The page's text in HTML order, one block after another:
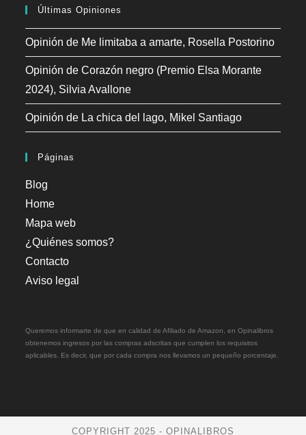
Últimas Opiniones
Opinión de Me limitaba a amarte, Rosella Postorino
Opinión de Corazón negro (Premio Elsa Morante
2024), Silvia Avallone
Opinión de La chica del lago, Mikel Santiago
Páginas
Blog
Home
Mapa web
¿Quiénes somos?
Contacto
Aviso legal
Queremos informarte de que en calidad de Afiliado de Amazon, en Opinalibros
obtenemos ingresos por las compras adscritas que cumplen los requisitos
aplicables. Es decir, que por cada compra nos llevamos un pequeño porcentaje.
COPYRIGHT 2025 - OPINALIBROS